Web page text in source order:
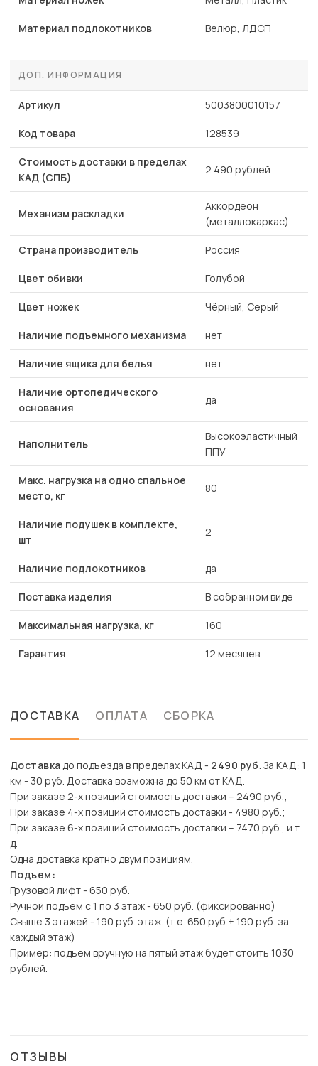
Материал подлокотников Велюр, ЛДСП
ДОП. ИНФОРМАЦИЯ
Артикул 5003800010157
Код товара 128539
Стоимость доставки в пределах
КАД (СПБ)
2 490 рублей
Механизм раскладки
Аккордеон
(металлокаркас)
Страна производитель Россия
Цвет обивки Голубой
Цвет ножек Чёрный, Серый
Наличие подъемного механизма нет
Наличие ящика для белья нет
Наличие ортопедического
основания
да
Наполнитель
Высокоэластичный
ППУ
Макс. нагрузка на одно спальное
место, кг
80
Наличие подушек в комплекте,
шт
2
Наличие подлокотников да
Поставка изделия В собранном виде
Максимальная нагрузка, кг 160
Гарантия 12 месяцев
ДОСТАВКА ОПЛАТА СБОРКА
Доставкадо подъезда в пределах КАД - 2490 руб. За КАД: 1
км - 30 руб. Доставка возможна до 50 км от КАД.
При заказе 2-х позиций стоимость доставки – 2490 руб.;
При заказе 4-х позиций стоимость доставки - 4980 руб.;
При заказе 6-х позиций стоимость доставки – 7470 руб., и т
д.
Одна доставка кратно двум позициям.
Подъем:
Грузовой лифт - 650 руб.
Ручной подъем с 1 по 3 этаж - 650 руб. (фиксированно)
Свыше 3 этажей - 190 руб. этаж. (т.е. 650 руб.+ 190 руб. за
каждый этаж)
Пример: подъем вручную на пятый этаж будет стоить 1030
рублей.
ОТЗЫВЫ